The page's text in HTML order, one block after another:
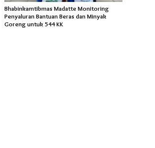
Bhabinkamtibmas Madatte Monitoring
Penyaluran Bantuan Beras dan Minyak
Goreng untuk 544 KK